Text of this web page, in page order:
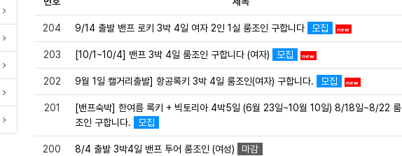
204 9/14 출발 밴프 로키 3박 4일 여자 2인 1실 룸조인 구합니다 모집 new
203 [10/1~10/4] 밴프 3박 4일 룸조인 구합니다 (여자) 모집 new
202 9월 1일 캘거리출발] 항공록키 3박 4일 룸조인(여자) 구합니다. 모집 new
201
[밴프숙박] 한여름 록키 + 빅토리아 4박5일 (6월 23일~10월 10일) 8/18일~8/22 룸
조인 구합니다.
모집
200 8/4 출발 3박4일 밴프 투어 룸조인 (여성) 마감